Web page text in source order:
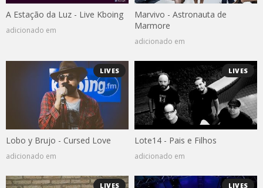
A Estação da Luz - Live Kboing
adicionado em
Marvivo - Astronauta de
Marmore
adicionado em
LIVES
Lobo y Brujo - Cursed Love
adicionado em
LIVES
Lote14 - Pais e Filhos
adicionado em
LIVES LIVES